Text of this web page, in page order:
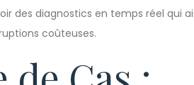
des diagnostics en temps réel qui
coûteuses.